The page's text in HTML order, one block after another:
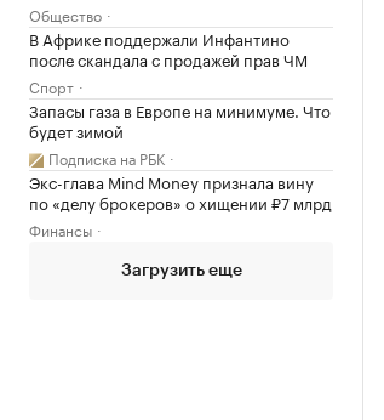
Общество
В Африке поддержали Инфантино
после скандала с продажей прав ЧМ
Спорт
Запасы газа в Европе на минимуме. Что
будет зимой
Подписка на РБК
Экс-глава Mind Money признала вину
по «делу брокеров» о хищении ₽7 млрд
Финансы
Загрузить еще